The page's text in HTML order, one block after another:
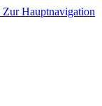
Zur Hauptnavigation